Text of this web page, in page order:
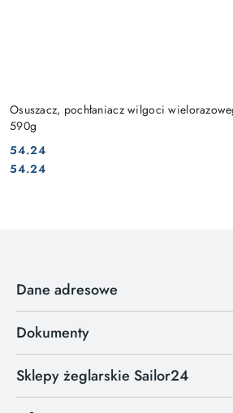
Osuszacz, pochłaniacz wilgoci
590g
Cena:
54.24
Cena:
54.24
Dane adresowe
Dokumenty
Sklepy żeglarskie Sailor24